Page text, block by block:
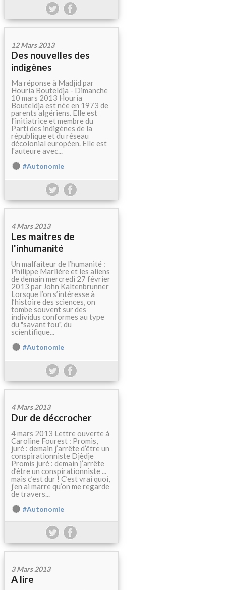
12 Mars 2013
Des nouvelles des
indigènes
Ma réponse à Madjid par
Houria Bouteldja - Dimanche
10 mars 2013 Houria
Bouteldja est née en 1973 de
parents algériens. Elle est
l'initiatrice et membre du
Parti des indigènes de la
république et du réseau
décolonial européen. Elle est
l'auteure avec...
#Autonomie
4 Mars 2013
Les maitres de
l'inhumanité
Un malfaiteur de l’humanité :
Philippe Marlière et les aliens
de demain mercredi 27 février
2013 par John Kaltenbrunner
Lorsque l’on s’intéresse à
l’histoire des sciences, on
tombe souvent sur des
individus conformes au type
du "savant fou", du
scientifique...
#Autonomie
4 Mars 2013
Dur de déccrocher
4 mars 2013 Lettre ouverte à
Caroline Fourest : Promis,
juré : demain j’arrête d’être un
conspirationniste Djèdje
Promis juré : demain j’arrête
d’être un conspirationniste ...
mais c’est dur ! C’est vrai quoi,
j’en ai marre qu’on me regarde
de travers...
#Autonomie
3 Mars 2013
A lire